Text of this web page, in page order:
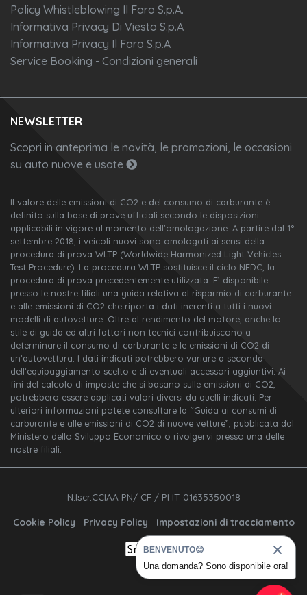
Policy Whistleblowing Il Faro S.p.A.
Informativa Privacy Di Viesto S.p.A
Informativa Privacy Il Faro S.p.A
Service Booking - Condizioni generali
NEWSLETTER
Scopri in anteprima le novità, le promozioni, le occasioni
su auto nuove e usate
Il valore delle emissioni di CO2 e del consumo di carburante è
definito sulla base di prove ufficiali secondo le disposizioni
applicabili in vigore al momento dell'omologazione. A partire dal 1°
settembre 2018, i veicoli nuovi sono omologati ai sensi della
procedura di prova WLTP (Worldwide Harmonized Light Vehicles
Test Procedure). La procedura WLTP sostituisce il ciclo NEDC, la
procedura di prova precedentemente utilizzata. E’ disponibile
presso le nostre filiali una guida relativa al risparmio di carburante
e alle emissioni di CO2 che riporta i dati inerenti a tutti i nuovi
modelli di autovetture. Oltre al rendimento del motore, anche lo
stile di guida ed altri fattori non tecnici contribuiscono a
determinare il consumo di carburante e le emissioni di CO2 di
un’autovettura. I dati indicati potrebbero variare a seconda
dell’equipaggiamento scelto e di eventuali accessori aggiuntivi. Ai
fini del calcolo di imposte che si basano sulle emissioni di CO2,
potrebbero essere applicati valori diversi da quelli indicati. Per
ulteriori informazioni potete consultare la “Guida ai consumi di
carburante e alle emissioni di CO2 di nuove vetture”, pubblicata dal
Ministero dello Sviluppo Economico o rivolgervi presso una delle
nostre filiali.
N.Iscr.CCIAA PN/ CF / PI IT 01635350018
Cookie Policy Privacy Policy Impostazioni di tracciamento
BENVENUTO😊
Una domanda? Sono disponibile ora!